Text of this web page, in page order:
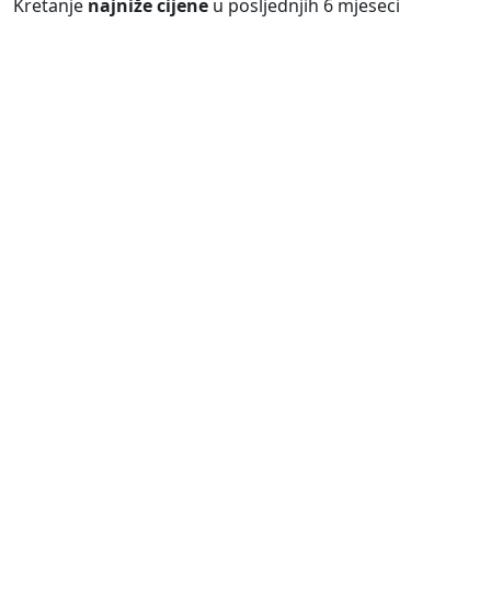
Kretanje najniže cijene u posljednjih 6 mjeseci